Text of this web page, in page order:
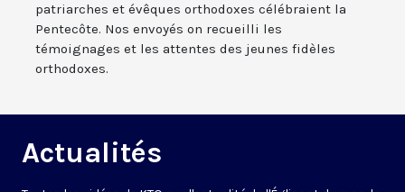
patriarches et évêques orthodoxes célébraient la
Pentecôte. Nos envoyés on recueilli les
témoignages et les attentes des jeunes fidèles
orthodoxes.
Actualités